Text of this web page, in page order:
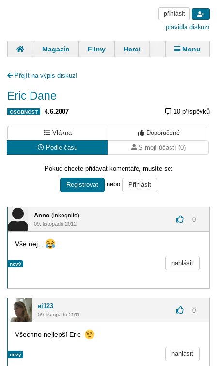
přihlásit
pravidla diskuzí
Magazín Filmy Herci
Zpěváci
Panovníci
Finančníci
Menu
Přejít na výpis diskuzí
Eric Dane
OSOBNOST 4.6.2007 10 příspěvků
Vlákna
Doporučené
Podle času
S mojí účastí (0)
Pokud chcete přidávat komentáře, musíte se:
Registrovat nebo Přihlásit
Anne (inkognito)
09. listopadu 2012
0
Vše nej..
nový nahlásit
ei123
09. listopadu 2011
0
Všechno nejlepší Eric
nový nahlásit